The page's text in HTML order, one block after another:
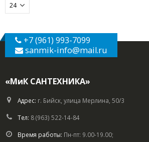
+7 (961) 993-7099
sanmik-info@mail.ru
«МиК САНТЕХНИКА»
Адрес: г. Бийск, улица Мерлина, 50/3
Тел: 8 (963) 522-14-84
Время работы: Пн-пт: 9.00-19.00;